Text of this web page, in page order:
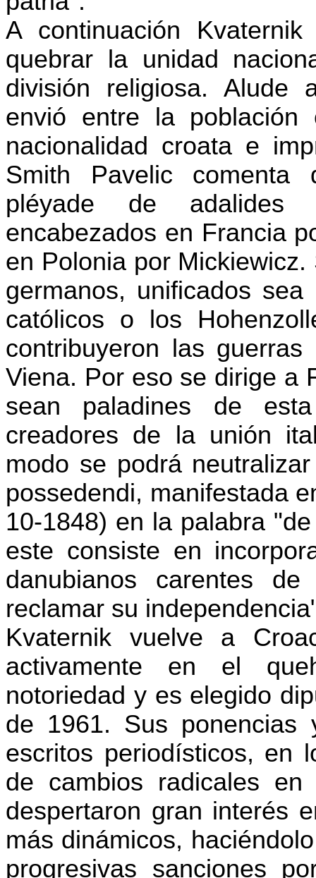
A continuación
quebrar la unidad
división religiosa. Alude
envió entre la población
nacionalidad croata e
Smith Pavelic
pléyade de adalides
encabezados en Francia
en Polonia por
germanos, unificados
católicos o los
contribuyeron las
Viena. Por eso se dirige a
sean paladines de
creadores de la unión
modo se podrá
possedendi, manifestada
10-1848) en la palabra
este consiste en
danubianos carentes
reclamar su
Kvaternik vuelve a
activamente en el
notoriedad y es elegido
de 1961. Sus ponencias
escritos periodísticos, en
de cambios radicales
despertaron gran interés
más dinámicos,
progresivas sanciones